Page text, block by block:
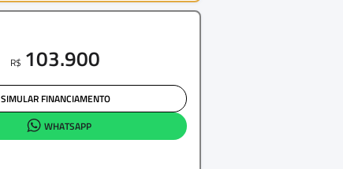
R$ 103.900
SIMULAR FINANCIAMENTO
WHATSAPP